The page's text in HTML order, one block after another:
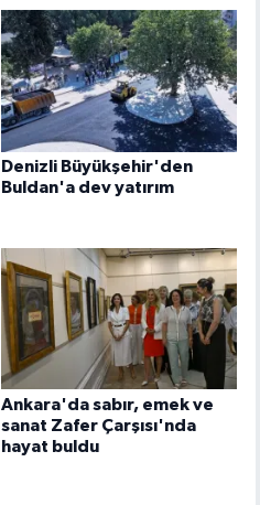
Denizli Büyükşehir'den
Buldan'a dev yatırım
Ankara'da sabır, emek ve
sanat Zafer Çarşısı'nda
hayat buldu